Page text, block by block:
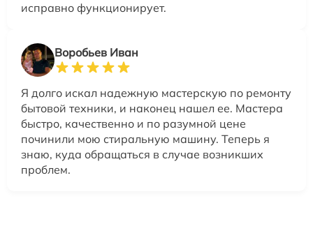
исправно функционирует.
Воробьев Иван
Я долго искал надежную мастерскую по ремонту
бытовой техники, и наконец нашел ее. Мастера
быстро, качественно и по разумной цене
починили мою стиральную машину. Теперь я
знаю, куда обращаться в случае возникших
проблем.